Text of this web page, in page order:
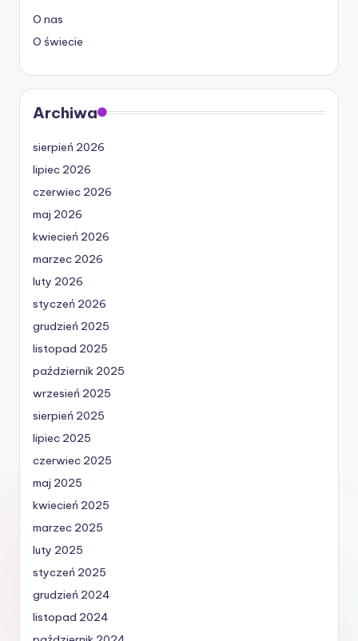
O nas
O świecie
Archiwa
sierpień 2026
lipiec 2026
czerwiec 2026
maj 2026
kwiecień 2026
marzec 2026
luty 2026
styczeń 2026
grudzień 2025
listopad 2025
październik 2025
wrzesień 2025
sierpień 2025
lipiec 2025
czerwiec 2025
maj 2025
kwiecień 2025
marzec 2025
luty 2025
styczeń 2025
grudzień 2024
listopad 2024